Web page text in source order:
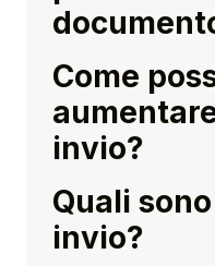
Come
invio?
Quali
invio?